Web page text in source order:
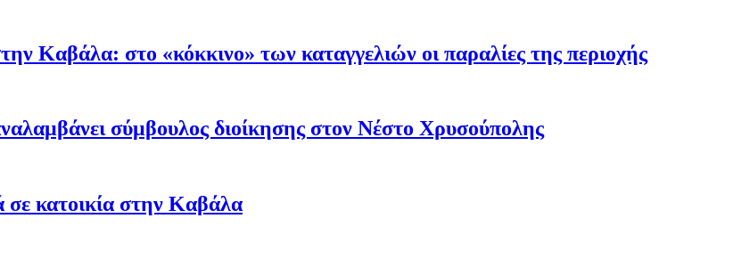
Καβάλα: στο «κόκκινο» των καταγγελιών οι παραλίες της περιοχής
σύμβουλος διοίκησης στον Νέστο Χρυσούπολης
κατοικία στην Καβάλα